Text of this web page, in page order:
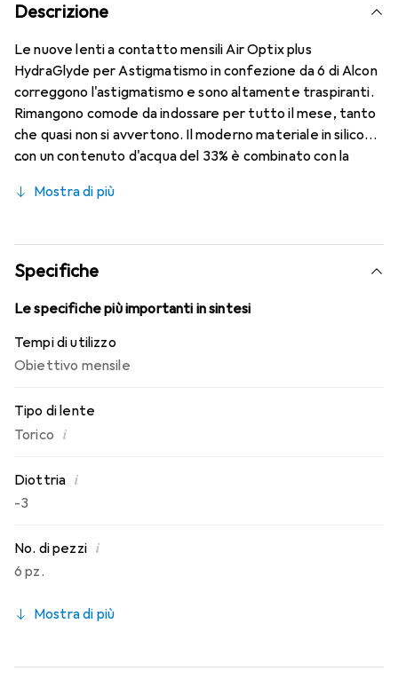
Descrizione
Le nuove lenti a contatto mensili Air Optix plus
HydraGlyde per Astigmatismo in confezione da 6 di Alcon
correggono l'astigmatismo e sono altamente traspiranti.
Rimangono comode da indossare per tutto il mese, tanto
che quasi non si avvertono. Il moderno materiale in silicone
con un contenuto d'acqua del 33% è combinato con la
migliori caratteristiche di indossabilità che conosci.
queste lenti mensili.
Mostra di più
Specifiche
Le specifiche più importanti in sintesi
Tempi di utilizzo
Obiettivo mensile
Tipo di lente
Torico i
Diottria i
-3
No. di pezzi i
6 pz.
Mostra di più